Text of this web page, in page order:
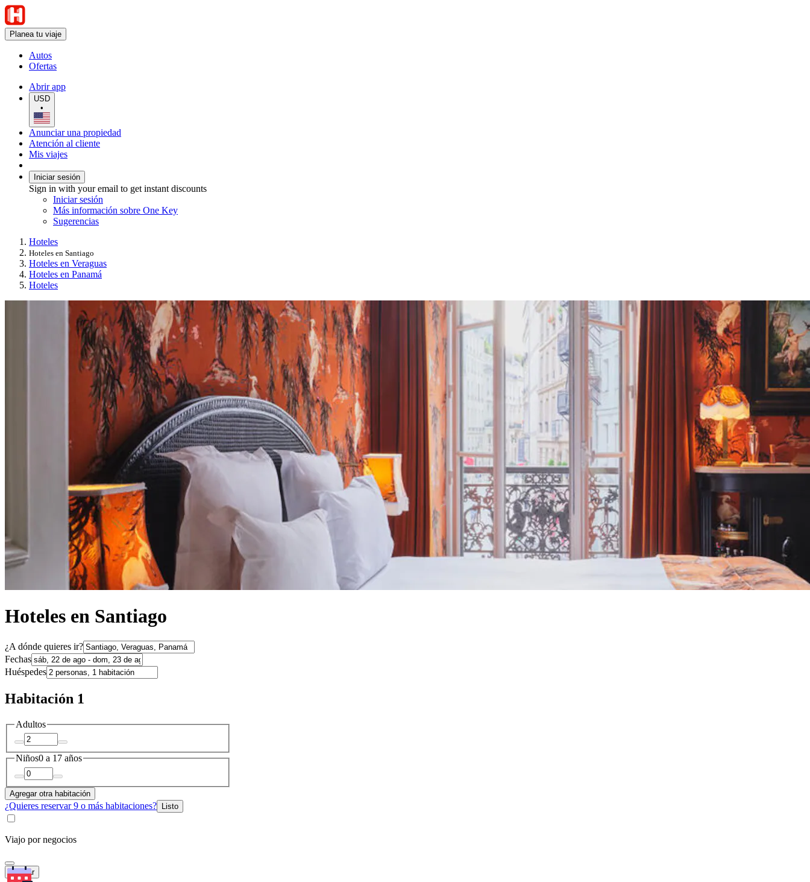
Planea tu viaje
Autos
Ofertas
Abrir app
USD
•
Anunciar una propiedad
Atención al cliente
Mis viajes
Iniciar sesión
Sign in with your email to get instant discounts
Iniciar sesión
Más información sobre One Key
Sugerencias
Hoteles
Hoteles en Santiago
Hoteles en Veraguas
Hoteles en Panamá
Hoteles
Hoteles en Santiago
¿A dónde quieres ir?
Fechas
Huéspedes
Habitación 1
Adultos
Niños0 a 17 años
Agregar otra habitación
¿Quieres reservar 9 o más habitaciones? Listo
Viajo por negocios
Buscar